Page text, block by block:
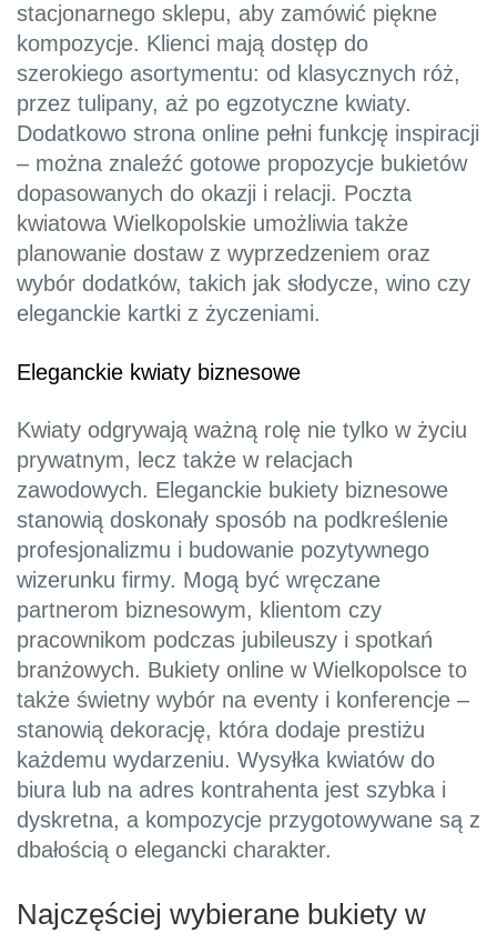
stacjonarnego sklepu, aby zamówić piękne
kompozycje. Klienci mają dostęp do
szerokiego asortymentu: od klasycznych róż,
przez tulipany, aż po egzotyczne kwiaty.
Dodatkowo strona online pełni funkcję inspiracji
– można znaleźć gotowe propozycje bukietów
dopasowanych do okazji i relacji. Poczta
kwiatowa Wielkopolskie umożliwia także
planowanie dostaw z wyprzedzeniem oraz
wybór dodatków, takich jak słodycze, wino czy
eleganckie kartki z życzeniami.
Eleganckie kwiaty biznesowe
Kwiaty odgrywają ważną rolę nie tylko w życiu
prywatnym, lecz także w relacjach
zawodowych. Eleganckie bukiety biznesowe
stanowią doskonały sposób na podkreślenie
profesjonalizmu i budowanie pozytywnego
wizerunku firmy. Mogą być wręczane
partnerom biznesowym, klientom czy
pracownikom podczas jubileuszy i spotkań
branżowych. Bukiety online w Wielkopolsce to
także świetny wybór na eventy i konferencje –
stanowią dekorację, która dodaje prestiżu
każdemu wydarzeniu. Wysyłka kwiatów do
biura lub na adres kontrahenta jest szybka i
dyskretna, a kompozycje przygotowywane są z
dbałością o elegancki charakter.
Najczęściej wybierane bukiety w